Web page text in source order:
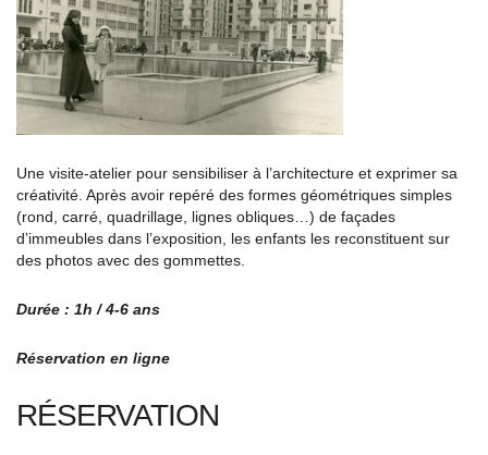
Une visite-atelier pour sensibiliser à l’architecture et exprimer sa
créativité. Après avoir repéré des formes géométriques simples
(rond, carré, quadrillage, lignes obliques…) de façades
d’immeubles dans l’exposition, les enfants les reconstituent sur
des photos avec des gommettes.
Durée : 1h / 4-6 ans
Réservation en ligne
RÉSERVATION